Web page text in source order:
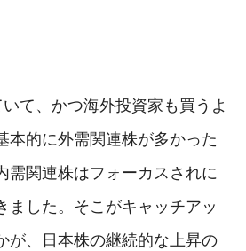
て、かつ海外投資家も買うよ
本的に外需関連株が多かった
需関連株はフォーカスされに
ました。そこがキャッチアッ
が、日本株の継続的な上昇の